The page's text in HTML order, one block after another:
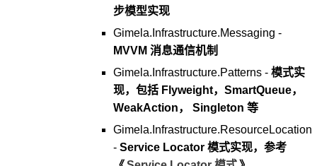
步模型实现
Gimela.Infrastructure.Messaging -
MVVM 消息通信机制
Gimela.Infrastructure.Patterns - 模式实
现，包括 Flyweight，SmartQueue，
WeakAction， Singleton 等
Gimela.Infrastructure.ResourceLocation
- Service Locator 模式实现，参考